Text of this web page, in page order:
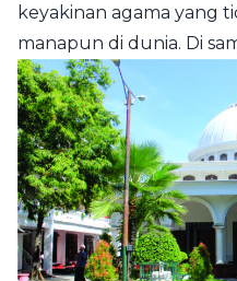
keyakinan agama yang
manapun di dunia. Di